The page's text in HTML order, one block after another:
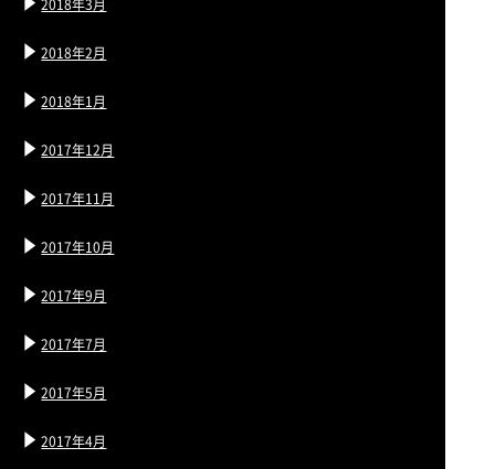
2018年2月
2018年1月
2017年12月
2017年11月
2017年10月
2017年9月
2017年7月
2017年5月
2017年4月